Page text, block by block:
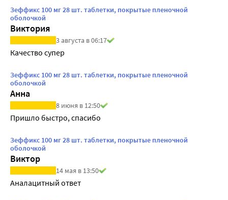
Зеффикс 100 мг 28 шт. таблетки, покрытые пленочной
оболочкой
Виктория
3 августа в 06:17
Качество супер
Зеффикс 100 мг 28 шт. таблетки, покрытые пленочной
оболочкой
Анна
8 июня в 12:50
Пришло быстро, спасибо
Зеффикс 100 мг 28 шт. таблетки, покрытые пленочной
оболочкой
Виктор
14 мая в 13:50
Аналацитный ответ